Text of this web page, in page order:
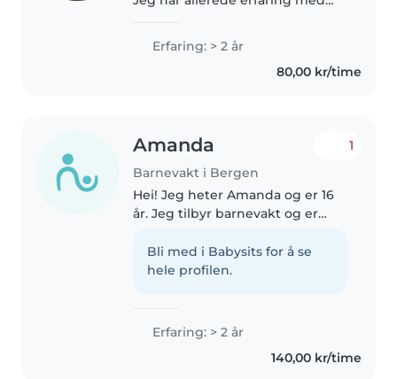
barnehage , men normalt sett er
jeg en vanlig skole elev. Jeg liker
Erfaring: > 2 år
80,00 kr/time
Amanda
Barnevakt i Bergen
1
Hei! Jeg heter Amanda og er 16
år. Jeg tilbyr barnevakt og er
ansvarlig og glad i barn, og kan
hjelpe med blant annet lekser,
Bli med i Babysits for å se
hele profilen.
Erfaring: > 2 år
140,00 kr/time